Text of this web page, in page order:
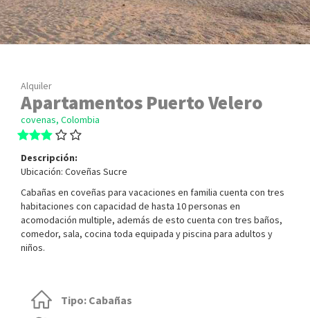
Alquiler
Apartamentos Puerto Velero
covenas, Colombia
Descripción:
Ubicación: Coveñas Sucre
Cabañas en coveñas para vacaciones en familia cuenta con tres
habitaciones con capacidad de hasta 10 personas en
acomodación multiple, además de esto cuenta con tres baños,
comedor, sala, cocina toda equipada y piscina para adultos y
niños.
Tipo: Cabañas